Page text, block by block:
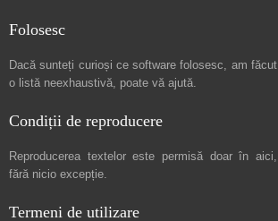
Folosesc
Dacă sunteți curioși ce software folosesc, am făcut
o listă neexhaustivă, poate vă ajută.
Condiții de reproducere
Reproducerea textelor este permisă doar în aici,
fără nicio excepție.
Termeni de utilizare